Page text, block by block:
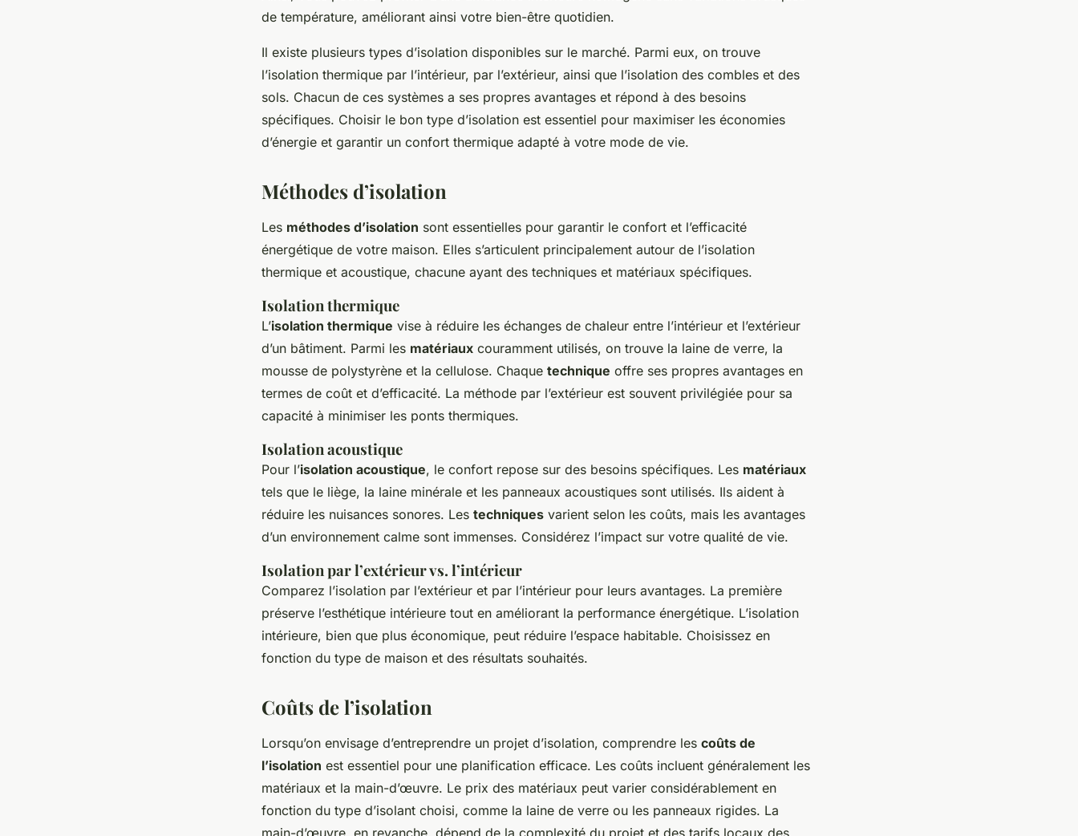
de température, améliorant ainsi votre bien-être quotidien.
Il existe plusieurs types d’isolation disponibles sur le marché. Parmi eux, on trouve
l’isolation thermique par l’intérieur, par l’extérieur, ainsi que l’isolation des combles et des
sols. Chacun de ces systèmes a ses propres avantages et répond à des besoins
spécifiques. Choisir le bon type d’isolation est essentiel pour maximiser les économies
d’énergie et garantir un confort thermique adapté à votre mode de vie.
Méthodes d’isolation
Les méthodes d’isolation sont essentielles pour garantir le confort et l’efficacité
énergétique de votre maison. Elles s’articulent principalement autour de l’isolation
thermique et acoustique, chacune ayant des techniques et matériaux spécifiques.
Isolation thermique
L’isolation thermique vise à réduire les échanges de chaleur entre l’intérieur et l’extérieur
d’un bâtiment. Parmi les matériaux couramment utilisés, on trouve la laine de verre, la
mousse de polystyrène et la cellulose. Chaque technique offre ses propres avantages en
termes de coût et d’efficacité. La méthode par l’extérieur est souvent privilégiée pour sa
capacité à minimiser les ponts thermiques.
Isolation acoustique
Pour l’isolation acoustique, le confort repose sur des besoins spécifiques. Les matériaux
tels que le liège, la laine minérale et les panneaux acoustiques sont utilisés. Ils aident à
réduire les nuisances sonores. Les techniques varient selon les coûts, mais les avantages
d’un environnement calme sont immenses. Considérez l’impact sur votre qualité de vie.
Isolation par l’extérieur vs. l’intérieur
Comparez l’isolation par l’extérieur et par l’intérieur pour leurs avantages. La première
préserve l’esthétique intérieure tout en améliorant la performance énergétique. L’isolation
intérieure, bien que plus économique, peut réduire l’espace habitable. Choisissez en
fonction du type de maison et des résultats souhaités.
Coûts de l’isolation
Lorsqu’on envisage d’entreprendre un projet d’isolation, comprendre les coûts de
l’isolation est essentiel pour une planification efficace. Les coûts incluent généralement les
matériaux et la main-d’œuvre. Le prix des matériaux peut varier considérablement en
fonction du type d’isolant choisi, comme la laine de verre ou les panneaux rigides. La